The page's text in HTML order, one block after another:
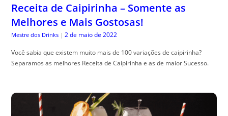
Receita de Caipirinha – Somente as
Melhores e Mais Gostosas!
Mestre dos Drinks | 2 de maio de 2022
Você sabia que existem muito mais de 100 variações de caipirinha?
Separamos as melhores Receita de Caipirinha e as de maior Sucesso.